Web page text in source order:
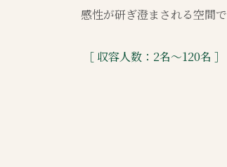
感性が研ぎ澄まされる空間で
［ 収容人数：2名～120名 ］